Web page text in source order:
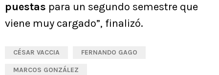
puestas para un segundo semestre que
viene muy cargado”, finalizó.
CÉSAR VACCIA FERNANDO GAGO
MARCOS GONZÁLEZ